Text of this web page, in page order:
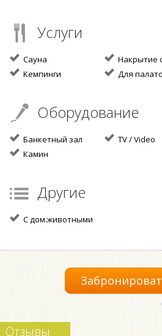
Услуги
Сауна Накрытие
Кемпинги
Для
Оборудование
Банкетный зал TV / Video
Камин
Другие
С дом.животными
Отзывы